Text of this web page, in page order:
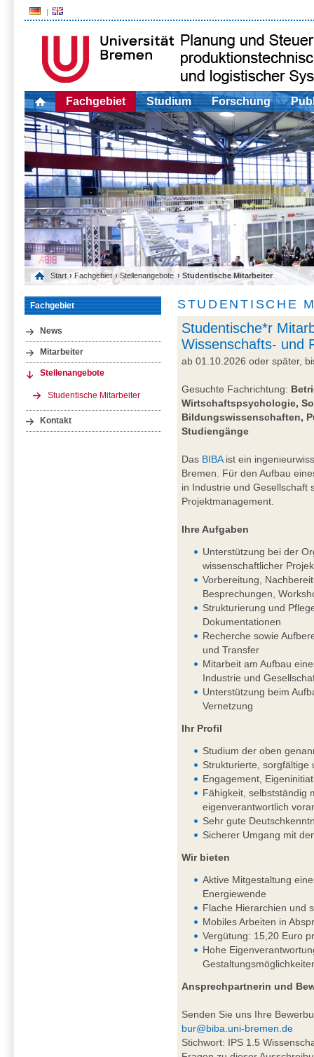
Fachgebiet Studium Forschung
Start › Fachgebiet ›Stellenangebote › Studentische Mitarbeiter
Fachgebiet
News
Mitarbeiter
Stellenangebote
Studentische Mitarbeiter
Kontakt
STUDENTISCHE
Studentische*r
Wissenschafts- und
ab 01.10.2026 oder später,
Gesuchte Fachrichtung:
Wirtschaftspsychologie,
Bildungswissenschaften,
Studiengänge
Das BIBAist ein
Bremen. Für den Aufbau
in Industrie und Gesellschaft
Projektmanagement.
Ihre Aufgaben
Unterstützung bei der
wissenschaftlicher
Vorbereitung,
Besprechungen,
Strukturierung und
Dokumentationen
Recherche sowie
und Transfer
Mitarbeit am Aufbau
Industrie und
Unterstützung beim
Vernetzung
Ihr Profil
Studium der oben
Strukturierte, sorgfältige
Engagement,
Fähigkeit, selbstständig
eigenverantwortlich
Sehr gute
Sicherer Umgang mit
Wir bieten
Aktive Mitgestaltung
Energiewende
Flache Hierarchien und
Mobiles Arbeiten in
Vergütung: 15,20 Euro
Hohe
Ansprechpartnerin und
Senden Sie uns Ihre
bur@biba.uni-bremen.de
Stichwort: IPS 1.5